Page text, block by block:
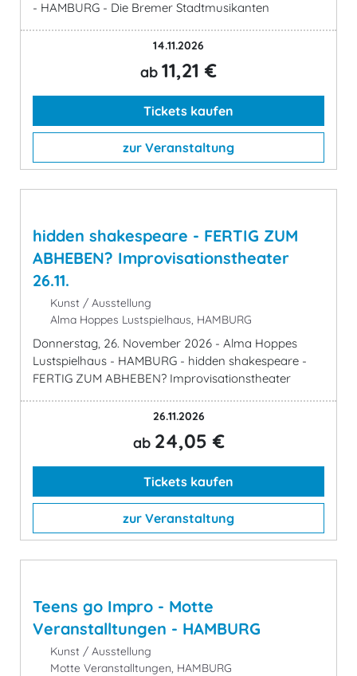
- HAMBURG - Die Bremer Stadtmusikanten
14.11.2026
ab 11,21 €
Tickets kaufen
zur Veranstaltung
hidden shakespeare - FERTIG ZUM
ABHEBEN? Improvisationstheater
26.11.
Kunst / Ausstellung
Alma Hoppes Lustspielhaus, HAMBURG
Donnerstag, 26. November 2026 - Alma Hoppes
Lustspielhaus - HAMBURG - hidden shakespeare -
FERTIG ZUM ABHEBEN? Improvisationstheater
26.11.2026
ab 24,05 €
Tickets kaufen
zur Veranstaltung
Teens go Impro - Motte
Veranstalltungen - HAMBURG
Kunst / Ausstellung
Motte Veranstalltungen, HAMBURG